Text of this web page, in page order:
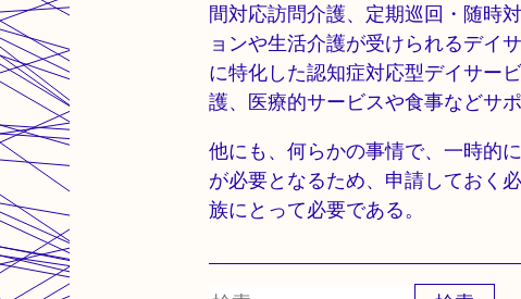
間対応訪問介護、定期巡回・随時
ョンや生活介護が受けられるデイ
に特化した認知症対応型デイサー
護、医療的サービスや食事などサ
他にも、何らかの事情で、一時的
が必要となるため、申請しておく
族にとって必要である。